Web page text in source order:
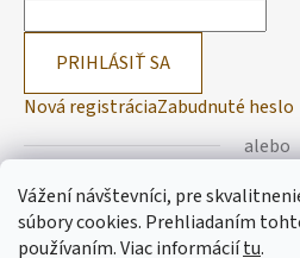
Vážení návštevníci, pre
súbory cookies. Prehliadaním
používaním.Viac informáciítu.
PRIHLÁSIŤ SA
Nová registráciaZabudnuté heslo
alebo
Prihlásiť sa